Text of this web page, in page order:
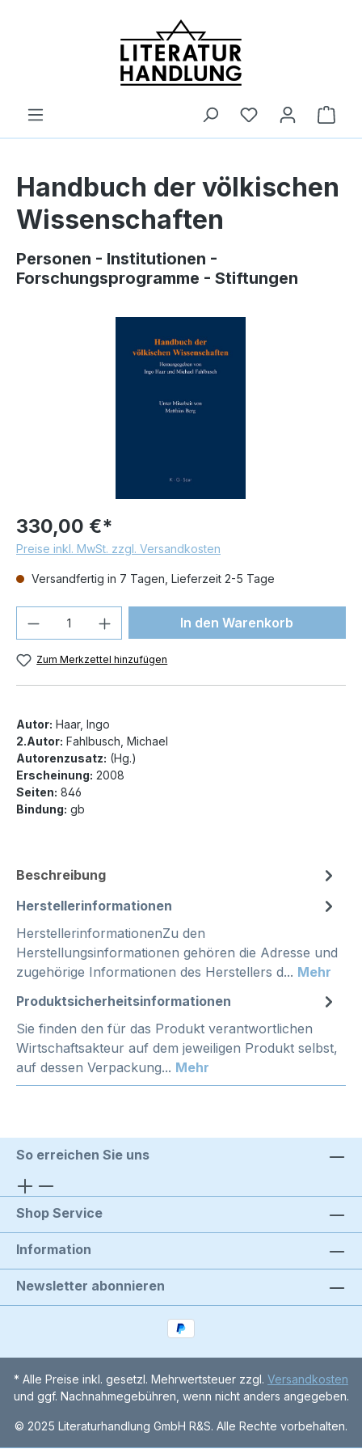
Handbuch der völkischen
Wissenschaften
Personen - Institutionen -
Forschungsprogramme - Stiftungen
330,00 €*
Preise inkl. MwSt. zzgl. Versandkosten
Versandfertig in 7 Tagen, Lieferzeit 2-5 Tage
Produkt Anzahl: Gib denIn den Warenkorb
Zum Merkzettel hinzufügen
Autor: Haar, Ingo
2.Autor: Fahlbusch, Michael
Autorenzusatz: (Hg.)
Erscheinung: 2008
Seiten: 846
Bindung: gb
Beschreibung
Herstellerinformationen
HerstellerinformationenZu den
Herstellungsinformationen gehören die Adresse und
zugehörige Informationen des Herstellers d... Mehr
Produktsicherheitsinformationen
Sie finden den für das Produkt verantwortlichen
Wirtschaftsakteur auf dem jeweiligen Produkt selbst,
auf dessen Verpackung... Mehr
So erreichen Sie uns
Shop Service
Information
Newsletter abonnieren
* Alle Preise inkl. gesetzl. Mehrwertsteuer zzgl. Versandkosten
und ggf. Nachnahmegebühren, wenn nicht anders angegeben.
© 2025 Literaturhandlung GmbH R&S. Alle Rechte vorbehalten.